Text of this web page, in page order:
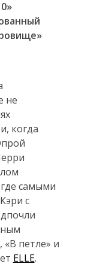
не
когда
самыми
с
«В петле» и
ELLE.